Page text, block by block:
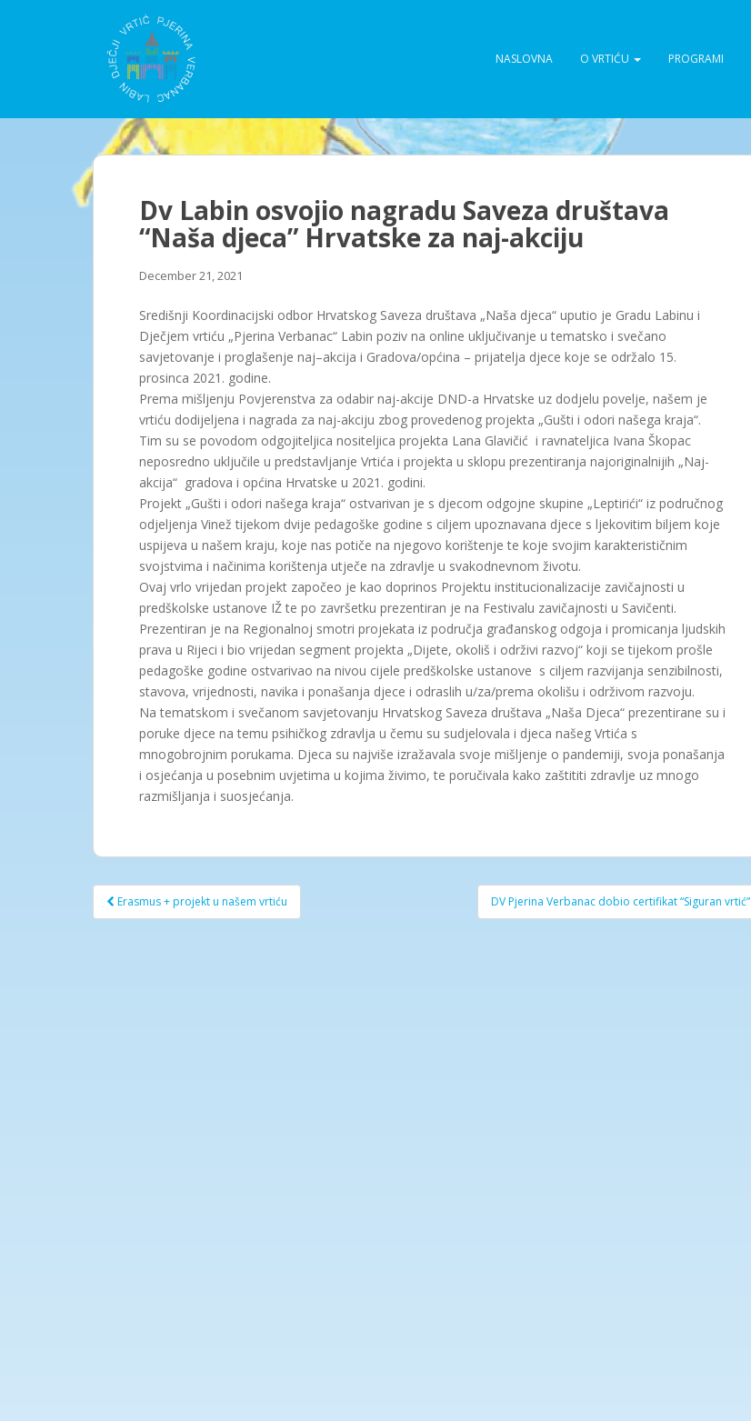
o
NASLOVNA O VRTIĆU PROGRAMI
Dv Labin osvojio nagradu Saveza društava
“Naša djeca” Hrvatske za naj-akciju
December 21, 2021
Središnji Koordinacijski odbor Hrvatskog Saveza društava „Naša djeca“ uputio je Gradu Labinu i
Dječjem vrtiću „Pjerina Verbanac“ Labin poziv na online uključivanje u tematsko i svečano
savjetovanje i proglašenje naj–akcija i Gradova/općina – prijatelja djece koje se održalo 15.
prosinca 2021. godine.
Prema mišljenju Povjerenstva za odabir naj-akcije DND-a Hrvatske uz dodjelu povelje, našem je
vrtiću dodijeljena i nagrada za naj-akciju zbog provedenog projekta „Gušti i odori našega kraja“.
Tim su se povodom odgojiteljica nositeljica projekta Lana Glavičić i ravnateljica Ivana Škopac
neposredno uključile u predstavljanje Vrtića i projekta u sklopu prezentiranja najoriginalnijih „Naj-
akcija“ gradova i općina Hrvatske u 2021. godini.
Projekt „Gušti i odori našega kraja“ ostvarivan je s djecom odgojne skupine „Leptirići“ iz područnog
odjeljenja Vinež tijekom dvije pedagoške godine s ciljem upoznavana djece s ljekovitim biljem koje
uspijeva u našem kraju, koje nas potiče na njegovo korištenje te koje svojim karakterističnim
svojstvima i načinima korištenja utječe na zdravlje u svakodnevnom životu.
Ovaj vrlo vrijedan projekt započeo je kao doprinos Projektu institucionalizacije zavičajnosti u
predškolske ustanove IŽ te po završetku prezentiran je na Festivalu zavičajnosti u Savičenti.
Prezentiran je na Regionalnoj smotri projekata iz područja građanskog odgoja i promicanja ljudskih
prava u Rijeci i bio vrijedan segment projekta „Dijete, okoliš i održivi razvoj“ koji se tijekom prošle
pedagoške godine ostvarivao na nivou cijele predškolske ustanove s ciljem razvijanja senzibilnosti,
stavova, vrijednosti, navika i ponašanja djece i odraslih u/za/prema okolišu i održivom razvoju.
Na tematskom i svečanom savjetovanju Hrvatskog Saveza društava „Naša Djeca“ prezentirane su i
poruke djece na temu psihičkog zdravlja u čemu su sudjelovala i djeca našeg Vrtića s
mnogobrojnim porukama. Djeca su najviše izražavala svoje mišljenje o pandemiji, svoja ponašanja
i osjećanja u posebnim uvjetima u kojima živimo, te poručivala kako zaštititi zdravlje uz mnogo
razmišljanja i suosjećanja.
Post
navigation
Erasmus + projekt u našem vrtiću DV Pjerina Verbanac dobio certifikat “Siguran vrtić”